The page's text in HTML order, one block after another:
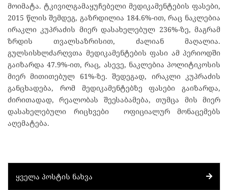
მოიმატა. ტკივილგამაყუჩებელი მედიკამენტების ფასები,
2015 წლის შემდეგ, გაზრდილია 184.6%-ით, რაც ნაკლებია
ირაკლი კუპრაძის მიერ დასახელებულ 236%-ზე, მაგრამ
ზრდის თვალსაზრისით, ძალიან მაღალია.
გულსისხლძარღვთა მედიკამენტების ფასი ამ პერიოდში
გაიზარდა 47.9%-ით, რაც, ასევე, ნაკლებია პოლიტიკოსის
მიერ მითითებულ 61%-ზე. შედეგად, ირაკლი კუპრაძის
განცხადება, რომ მედიკამენტებზე ფასები გაიზარდა,
ძირითადად, რეალობას შეესაბამება, თუმცა მის მიერ
დასახელებული რიცხვები ოფიციალურ მონაცემებს
აღემატება.
ᲧᲕᲔᲚᲐ ᲞᲝᲡᲢᲘᲡ ᲜᲐᲮᲕᲐ